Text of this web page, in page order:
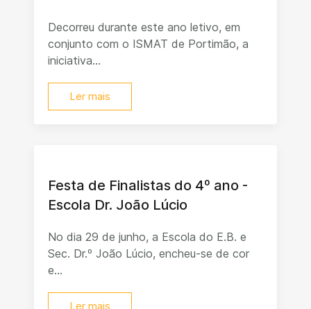
Decorreu durante este ano letivo, em
conjunto com o ISMAT de Portimão, a
iniciativa...
Ler mais
Festa de Finalistas do 4º ano -
Escola Dr. João Lúcio
No dia 29 de junho, a Escola do E.B. e
Sec. Dr.º João Lúcio, encheu-se de cor
e...
Ler mais